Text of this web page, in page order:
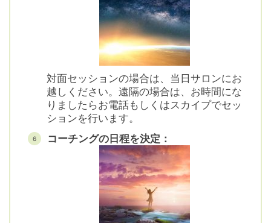
対面セッションの場合は、当日サロンにお
越しください。遠隔の場合は、お時間にな
りましたらお電話もしくはスカイプでセッ
ションを行います。
コーチングの日程を決定：